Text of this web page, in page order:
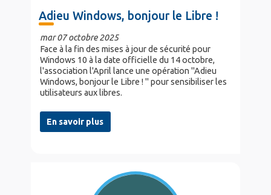
Adieu Windows, bonjour le Libre !
mar 07 octobre 2025
Face à la fin des mises à jour de sécurité pour
Windows 10 à la date officielle du 14 octobre,
l'association l'April lance une opération "Adieu
Windows, bonjour le Libre ! " pour sensibiliser les
utilisateurs aux libres.
En savoir plus